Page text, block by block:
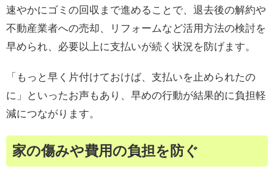
速やかにゴミの回収まで進めることで、退去後の解約や
不動産業者への売却、リフォームなど活用方法の検討を
早められ、必要以上に支払いが続く状況を防げます。
「もっと早く片付けておけば、支払いを止められたの
に」といったお声もあり、早めの行動が結果的に負担軽
減につながります。
家の傷みや費用の負担を防ぐ